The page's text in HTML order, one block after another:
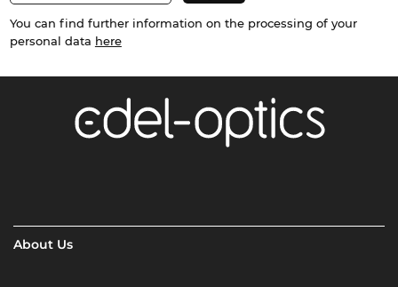
You can find further information on the processing of your
personal data here
About Us